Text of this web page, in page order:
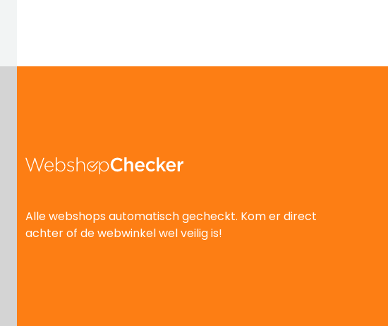
Alle webshops automatisch gecheckt. Kom er direct
achter of de webwinkel wel veilig is!